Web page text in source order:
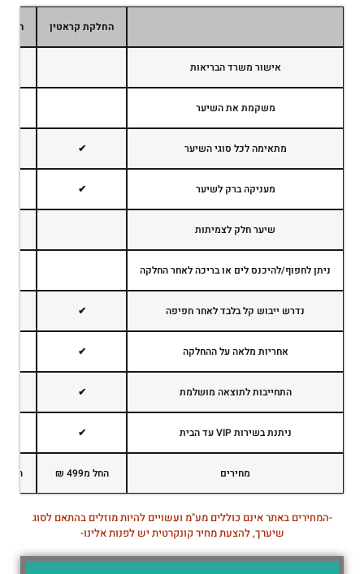
החלקת קראטין
אישור משרד הבריאות
משקמת את השיער
מתאימה לכל סוגי השיער ✔
מעניקה ברק לשיער ✔
שיער חלק לצמיתות
ניתן לחפוף/להיכנס לים או בריכה לאחר החלקה
נדרש ייבוש קל בלבד לאחר חפיפה ✔
אחריות מלאה על ההחלקה ✔
התחייבות לתוצאה מושלמת ✔
ניתנת בשירות VIP עד הבית ✔
מחירים החל מ499 ₪ החל
-המחירים באתר אינם כוללים מע"מ ועשויים להיות מוזלים בהתאם לסוג
שיערך, להצעת מחיר קונקרטית יש לפנות אלינו-